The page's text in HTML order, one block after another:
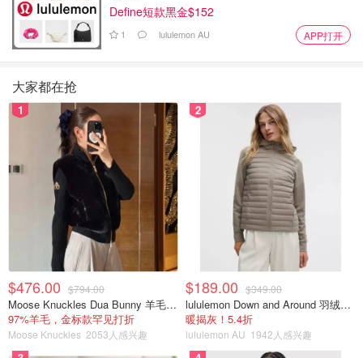
Define短款黑金$152
1 lululemon AU APP打开
大家都在抢
1
$476.00 $794.00
Moose Knuckles Dua Bunny 羊毛混纺针织夹克
97%羊毛，金标款罕见打折
Moose Knuckles 2053人感兴趣
2
$189.00 $349.00
lululemon Down and Around 羽绒夹克
暖揭灰！5.4折
lululemon AU 1942人感兴趣